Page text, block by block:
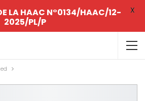
LA HAAC N°0134/HAAC/12-
2025/PL/P
X